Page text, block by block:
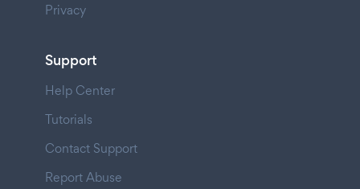
Privacy
Support
Help Center
Tutorials
Contact Support
Report Abuse